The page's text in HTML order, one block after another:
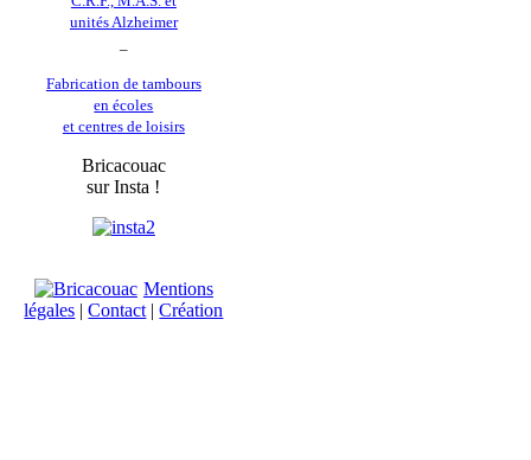
unités Alzheimer
Fabrication de tambours
en écoles
et centres de loisirs
Bricacouac
sur Insta !
Mentions
légales |Contact |Création